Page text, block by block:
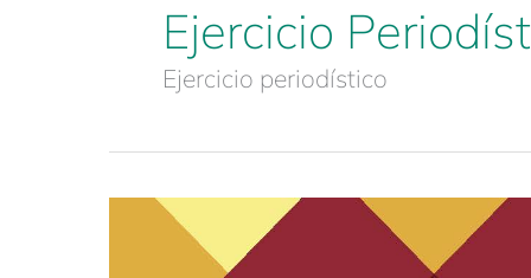
Ejercicio
Ejercicio periodístico
Revista